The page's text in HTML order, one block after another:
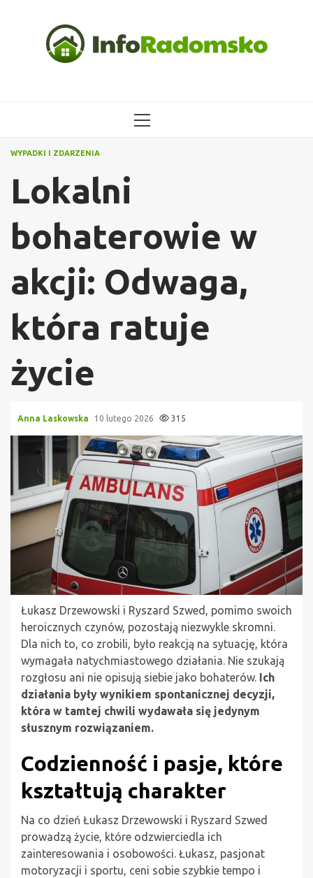
MENU
WYPADKI I ZDARZENIA
Lokalni
bohaterowie w
akcji: Odwaga,
która ratuje
życie
Anna Laskowska 10 lutego 2026 315
Łukasz Drzewowski i Ryszard Szwed, pomimo swoich
heroicznych czynów, pozostają niezwykle skromni.
Dla nich to, co zrobili, było reakcją na sytuację, która
wymagała natychmiastowego działania. Nie szukają
rozgłosu ani nie opisują siebie jako bohaterów. Ich
działania były wynikiem spontanicznej decyzji,
która w tamtej chwili wydawała się jedynym
słusznym rozwiązaniem.
Codzienność i pasje, które
kształtują charakter
Na co dzień Łukasz Drzewowski i Ryszard Szwed
prowadzą życie, które odzwierciedla ich
zainteresowania i osobowości. Łukasz, pasjonat
motoryzacji i sportu, ceni sobie szybkie tempo i